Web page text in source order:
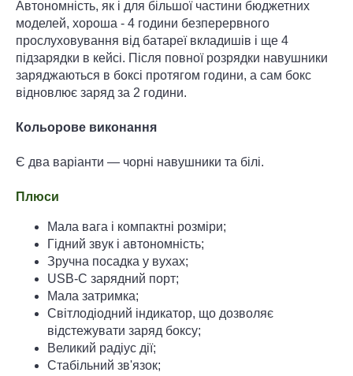
Автономність, як і для більшої частини бюджетних
моделей, хороша - 4 години безперервного
прослуховування від батареї вкладишів і ще 4
підзарядки в кейсі. Після повної розрядки навушники
заряджаються в боксі протягом години, а сам бокс
відновлює заряд за 2 години.
Кольорове виконання
Є два варіанти — чорні навушники та білі.
Плюси
Мала вага і компактні розміри;
Гідний звук і автономність;
Зручна посадка у вухах;
USB-C зарядний порт;
Мала затримка;
Світлодіодний індикатор, що дозволяє
відстежувати заряд боксу;
Великий радіус дії;
Стабільний зв'язок;